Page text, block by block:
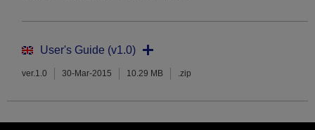
User's Guide (v1.0)
ver.1.0 30-Mar-2015 10.29 MB .zip